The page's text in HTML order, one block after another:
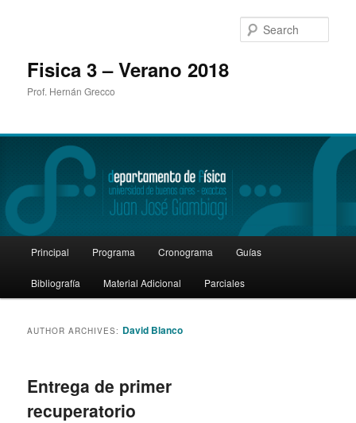
Fisica 3 – Verano 2018
Prof. Hernán Grecco
Skip
to
Skip
to
Principal Programa Cronograma Guías
Bibliografía Material Adicional Parciales
AUTHOR ARCHIVES: David Blanco
Entrega de primer
recuperatorio